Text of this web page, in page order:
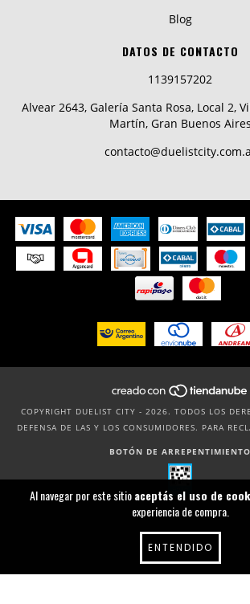
Al navegar por este sitioaceptás el uso de
experiencia de compra.
ENTENDIDO
Blog
DATOS DE CONTACTO
1139157202
Alvear 2643, Galería Santa Rosa, Local 2,
Martín, Gran Buenos Aires
COPYRIGHT DUELIST CITY - 2026. TODOS LOS
DEFENSA DE LAS Y LOS CONSUMIDORES. PARA
BOTÓN DE ARREPENTIMIENTO